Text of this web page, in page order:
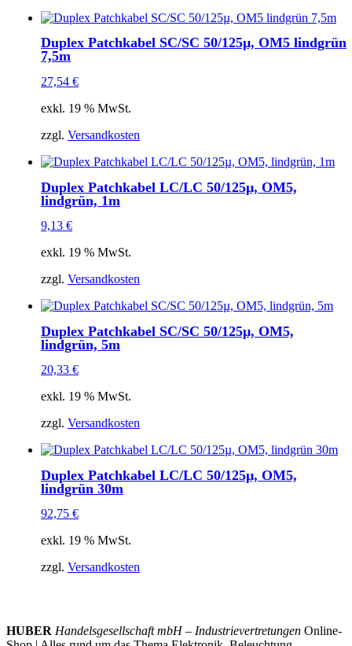
Duplex Patchkabel SC/SC 50/125µ, OM5 lindgrün
7,5m
27,54 €
exkl. 19 % MwSt.
zzgl. Versandkosten
Duplex Patchkabel LC/LC 50/125µ, OM5,
lindgrün, 1m
9,13 €
exkl. 19 % MwSt.
zzgl. Versandkosten
Duplex Patchkabel SC/SC 50/125µ, OM5,
lindgrün, 5m
20,33 €
exkl. 19 % MwSt.
zzgl. Versandkosten
Duplex Patchkabel LC/LC 50/125µ, OM5,
lindgrün 30m
92,75 €
exkl. 19 % MwSt.
zzgl. Versandkosten
HUBER Handelsgesellschaft mbH – Industrievertretungen Online-